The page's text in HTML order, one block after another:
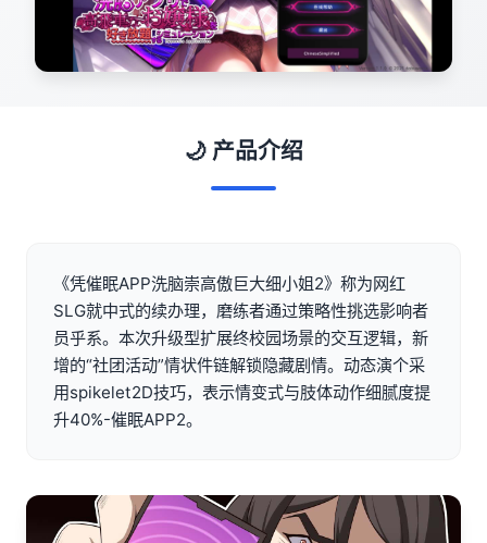
🌙 产品介绍
《凭催眠APP洗脑崇高傲巨大细小姐2》称为网红
SLG就中式的续办理，磨练者通过策略性挑选影响者
员乎系。本次升级型扩展终校园场景的交互逻辑，新
增的“社团活动”情状件链解锁隐藏剧情。动态演个采
用spikelet2D技巧，表示情变式与肢体动作细腻度提
升40%-催眠APP2。